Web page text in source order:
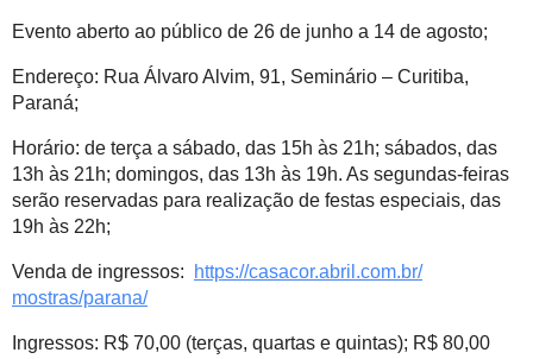
Evento aberto ao público de 26 de junho a 14 de agosto;
Endereço: Rua Álvaro Alvim, 91, Seminário – Curitiba,
Paraná;
Horário: de terça a sábado, das 15h às 21h; sábados, das
13h às 21h; domingos, das 13h às 19h. As segundas-feiras
serão reservadas para realização de festas especiais, das
19h às 22h;
Venda de ingressos:
https://casacor.abril.com.br/
mostras/parana/
Ingressos: R$ 70,00 (terças, quartas e quintas); R$ 80,00